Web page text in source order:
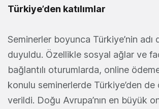
Türkiye’den katılımlar
Seminerler boyunca Türkiye’nin adı
duyuldu. Özellikle sosyal ağlar ve
bağlantılı oturumlarda, online
konulu seminerlerde Türkiye’den de
verildi. Doğu Avrupa’nın en büyük